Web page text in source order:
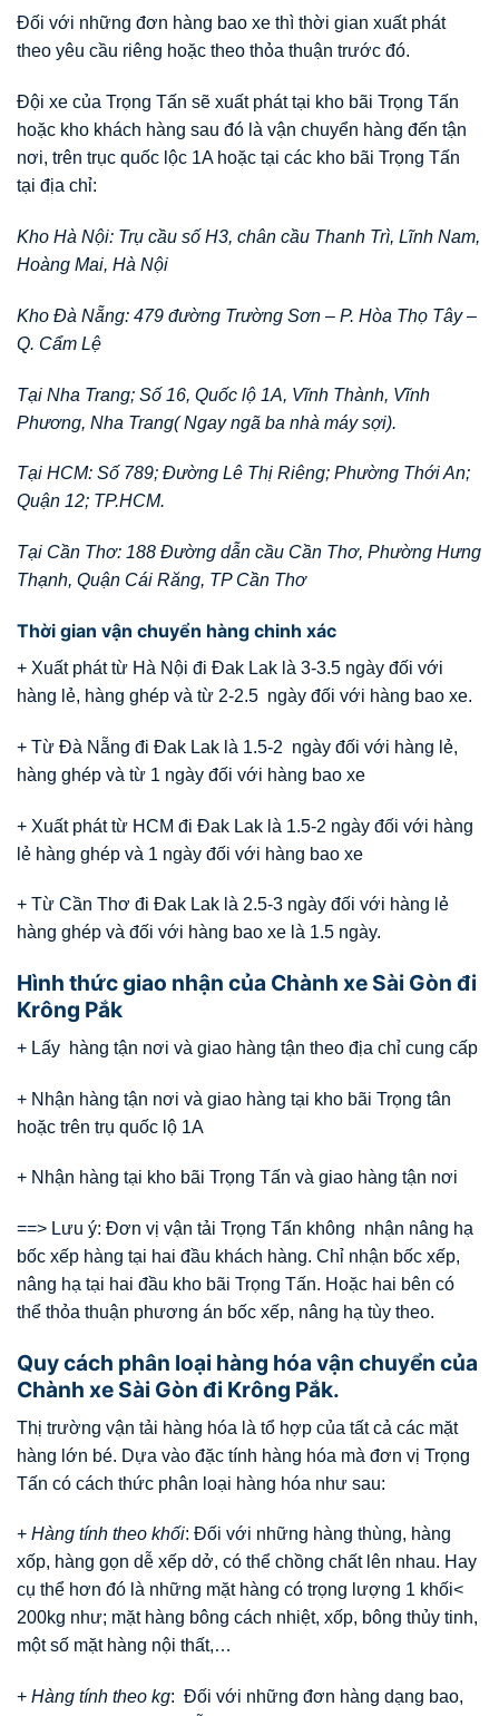
Đối với những đơn hàng bao xe thì thời gian xuất phát
theo yêu cầu riêng hoặc theo thỏa thuận trước đó.
Đội xe của Trọng Tấn sẽ xuất phát tại kho bãi Trọng Tấn
hoặc kho khách hàng sau đó là vận chuyển hàng đến tận
nơi, trên trục quốc lộc 1A hoặc tại các kho bãi Trọng Tấn
tại địa chỉ:
Kho Hà Nội: Trụ cầu số H3, chân cầu Thanh Trì, Lĩnh Nam,
Hoàng Mai, Hà Nội
Kho Đà Nẵng: 479 đường Trường Sơn – P. Hòa Thọ Tây –
Q. Cẩm Lệ
Tại Nha Trang; Số 16, Quốc lộ 1A, Vĩnh Thành, Vĩnh
Phương, Nha Trang( Ngay ngã ba nhà máy sợi).
Tại HCM: Số 789; Đường Lê Thị Riêng; Phường Thới An;
Quận 12; TP.HCM.
Tại Cần Thơ: 188 Đường dẫn cầu Cần Thơ, Phường Hưng
Thạnh, Quận Cái Răng, TP Cần Thơ
Thời gian vận chuyển hàng chinh xác
+ Xuất phát từ Hà Nội đi Đak Lak là 3-3.5 ngày đối với
hàng lẻ, hàng ghép và từ 2-2.5 ngày đối với hàng bao xe.
+ Từ Đà Nẵng đi Đak Lak là 1.5-2 ngày đối với hàng lẻ,
hàng ghép và từ 1 ngày đối với hàng bao xe
+ Xuất phát từ HCM đi Đak Lak là 1.5-2 ngày đối với hàng
lẻ hàng ghép và 1 ngày đối với hàng bao xe
+ Từ Cần Thơ đi Đak Lak là 2.5-3 ngày đối với hàng lẻ
hàng ghép và đối với hàng bao xe là 1.5 ngày.
Hình thức giao nhận của Chành xe Sài Gòn đi
Krông Pắk
+ Lấy hàng tận nơi và giao hàng tận theo địa chỉ cung cấp
+ Nhận hàng tận nơi và giao hàng tại kho bãi Trọng tân
hoặc trên trụ quốc lộ 1A
+ Nhận hàng tại kho bãi Trọng Tấn và giao hàng tận nơi
==> Lưu ý: Đơn vị vận tải Trọng Tấn không nhận nâng hạ
bốc xếp hàng tại hai đầu khách hàng. Chỉ nhận bốc xếp,
nâng hạ tại hai đầu kho bãi Trọng Tấn. Hoặc hai bên có
thể thỏa thuận phương án bốc xếp, nâng hạ tùy theo.
Quy cách phân loại hàng hóa vận chuyển của
Chành xe Sài Gòn đi Krông Pắk.
Thị trường vận tải hàng hóa là tổ hợp của tất cả các mặt
hàng lớn bé. Dựa vào đặc tính hàng hóa mà đơn vị Trọng
Tấn có cách thức phân loại hàng hóa như sau:
+ Hàng tính theo khối: Đối với những hàng thùng, hàng
xốp, hàng gọn dễ xếp dở, có thể chồng chất lên nhau. Hay
cụ thể hơn đó là những mặt hàng có trọng lượng 1 khối<
200kg như; mặt hàng bông cách nhiệt, xốp, bông thủy tinh,
một số mặt hàng nội thất,…
+ Hàng tính theo kg: Đối với những đơn hàng dạng bao,